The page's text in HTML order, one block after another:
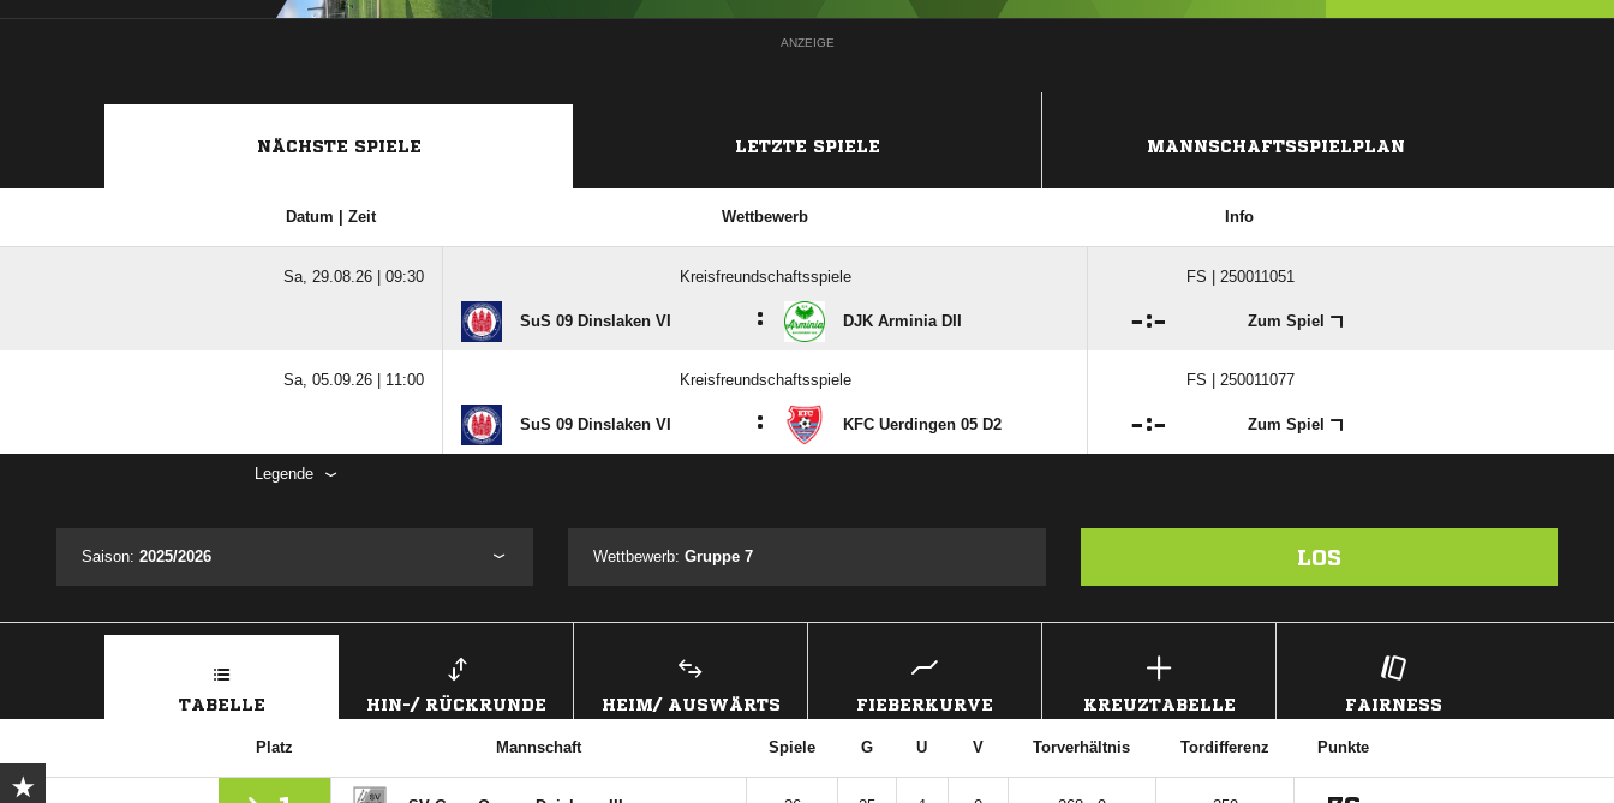
ANZEIGE
NÄCHSTE SPIELE LETZTE SPIELE MANNSCHAFTSSPIELPLAN
Datum | Zeit Wettbewerb Info
Sa, 29.08.26 | 09:30 Kreisfreundschaftsspiele FS | 250011051
SuS 09 Dinslaken VI : DJK Arminia DII : Zum Spiel
Sa, 05.09.26 | 11:00 Kreisfreundschaftsspiele FS | 250011077
SuS 09 Dinslaken VI : KFC Uerdingen 05 D2 : Zum Spiel
Legende
Saison: 2025/2026 Wettbewerb:Gruppe 7 LOS
TABELLE HIN-/ RÜCKRUNDE HEIM/ AUSWÄRTS FIEBERKURVE KREUZTABELLE FAIRNESS
Platz Mannschaft Spiele G U V Torverhältnis Tordifferenz Punkte